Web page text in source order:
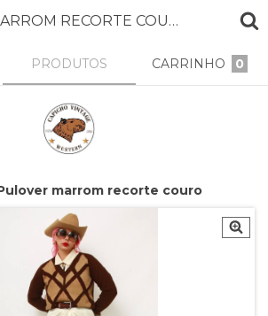
PULOVER MARROM RECORTE COURO
PRODUTOS CARRINHO 0
marrom recorte couro